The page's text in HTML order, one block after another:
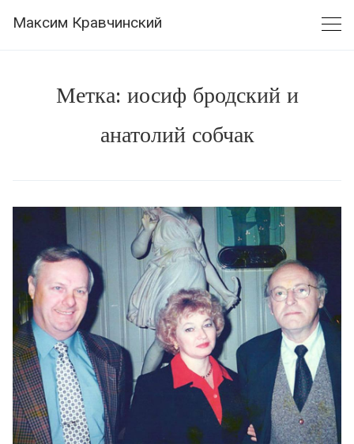
Максим Кравчинский
Метка: иосиф бродский и
анатолий собчак